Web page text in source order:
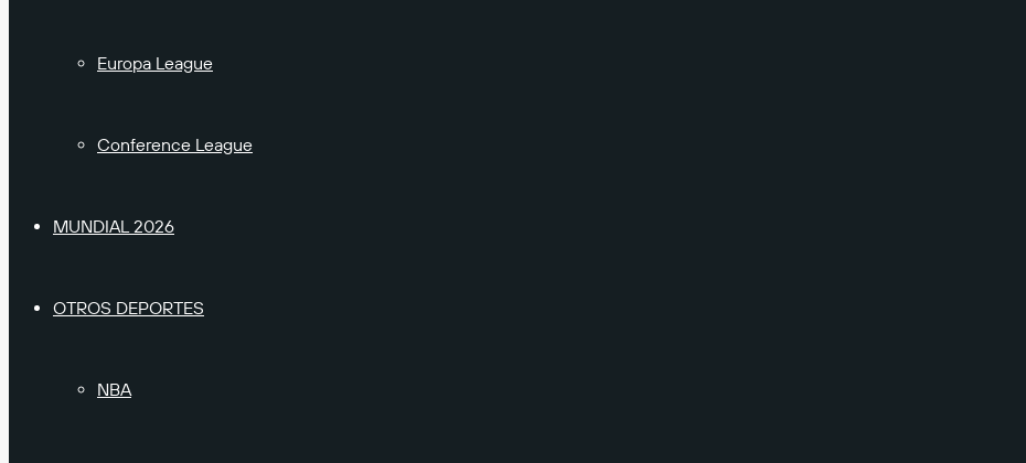
Europa League
Conference League
MUNDIAL 2026
OTROS DEPORTES
NBA